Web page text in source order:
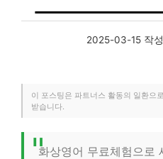
2025-03-15 작
이 포스팅은 파트너스 활동의 일환으
받습니다.
화상영어 무료체험으로